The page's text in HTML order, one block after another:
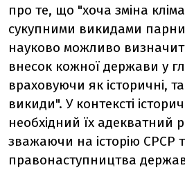
про те, що "хоча зміна
сукупними викидами
науково можливо
внесок кожної держави у
враховуючи як історичні,
викиди". У контексті
необхідний їх адекватний
зважаючи на історію СРСР
правонаступництва